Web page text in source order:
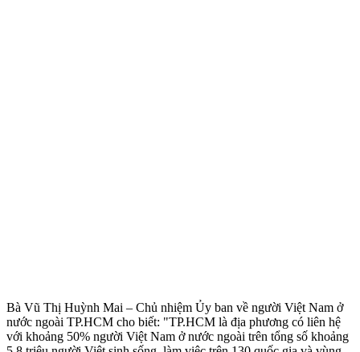
Bà Vũ Thị Huỳnh Mai – Chủ nhiệm Ủy ban về người Việt Nam ở
nước ngoài TP.HCM cho biết: "TP.HCM là địa phương có liên hệ
với khoảng 50% người Việt Nam ở nước ngoài trên tổng số khoảng